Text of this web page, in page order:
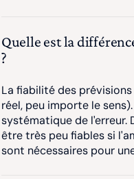
Quelle est la
?
La fiabilité des
réel, peu importe le
systématique de l'erreur.
être très peu fiables si
sont nécessaires pour